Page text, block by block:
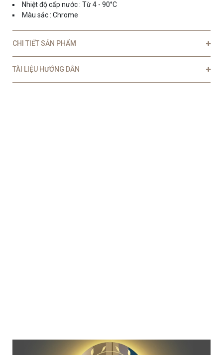
Nhiệt độ cấp nước : Từ 4 - 90°C
Màu sắc : Chrome
CHI TIẾT SẢN PHẨM
TÀI LIỆU HƯỚNG DẪN